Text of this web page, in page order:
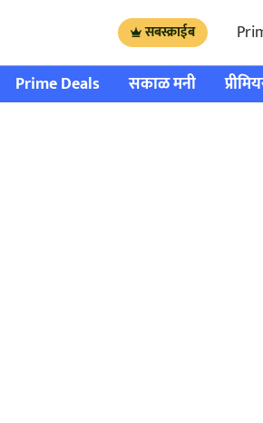
सबस्क्राईब
Prime Deals सकाळ मनी